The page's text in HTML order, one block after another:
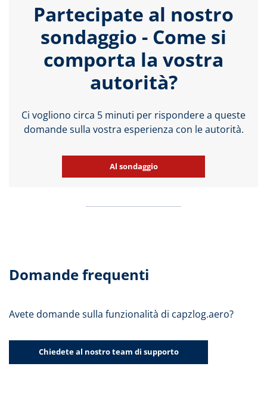
Partecipate al nostro
sondaggio - Come si
comporta la vostra
autorità?
Ci vogliono circa 5 minuti per rispondere a queste
domande sulla vostra esperienza con le autorità.
Al sondaggio
Domande frequenti
Avete domande sulla funzionalità di capzlog.aero?
Chiedete al nostro team di supporto